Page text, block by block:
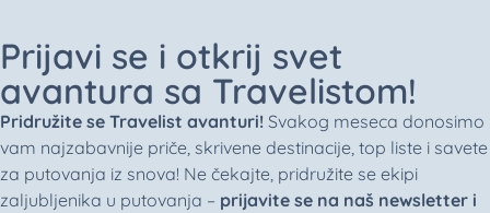
Prijavi se i otkrij svet
avantura sa Travelistom!
Pridružite se Travelist avanturi! Svakog meseca donosimo
vam najzabavnije priče, skrivene destinacije, top liste i savete
za putovanja iz snova! Ne čekajte, pridružite se ekipi
zaljubljenika u putovanja – prijavite se na naš newsletter i